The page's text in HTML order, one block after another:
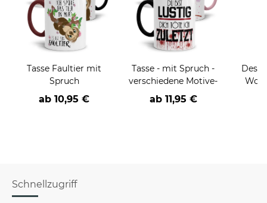
Tasse Faultier mit
Spruch
ab 10,95 €
Tasse - mit Spruch -
verschiedene Motive-
ab 11,95 €
Schnellzugriff